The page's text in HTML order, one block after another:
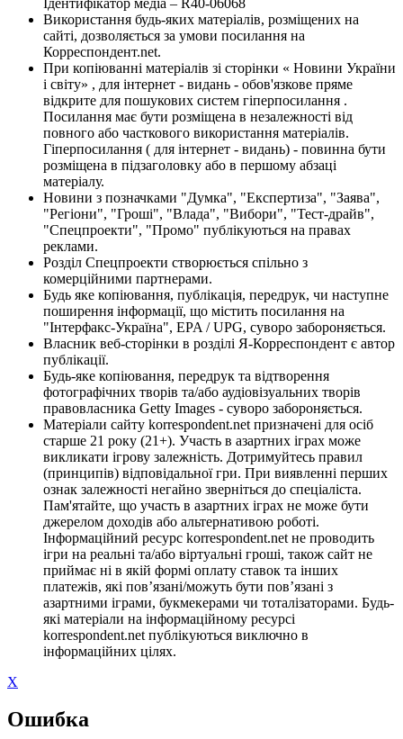
Використання будь-яких матеріалів, розміщених на
сайті, дозволяється за умови посилання на
Корреспондент.net.
При копіюванні матеріалів зі сторінки « Новини України
і світу» , для інтернет - видань - обов'язкове пряме
відкрите для пошукових систем гіперпосилання .
Посилання має бути розміщена в незалежності від
повного або часткового використання матеріалів.
Гіперпосилання ( для інтернет - видань) - повинна бути
розміщена в підзаголовку або в першому абзаці
матеріалу.
Новини з позначками "Думка", "Експертиза", "Заява",
"Регіони", "Гроші", "Влада", "Вибори", "Тест-драйв",
"Спецпроекти", "Промо" публікуються на правах
реклами.
Розділ Спецпроекти створюється спільно з
комерційними партнерами.
Будь яке копіювання, публікація, передрук, чи наступне
поширення інформації, що містить посилання на
"Інтерфакс-Україна", EPA / UPG, суворо забороняється.
Власник веб-сторінки в розділі Я-Корреспондент є автор
публікації.
Будь-яке копіювання, передрук та відтворення
фотографічних творів та/або аудіовізуальних творів
правовласника Getty Images - суворо забороняється.
Матеріали сайту korrespondent.net призначені для осіб
старше 21 року (21+). Участь в азартних іграх може
викликати ігрову залежність. Дотримуйтесь правил
(принципів) відповідальної гри. При виявленні перших
ознак залежності негайно зверніться до спеціаліста.
Пам'ятайте, що участь в азартних іграх не може бути
джерелом доходів або альтернативою роботі.
Інформаційний ресурс korrespondent.net не проводить
ігри на реальні та/або віртуальні гроші, також сайт не
приймає ні в якій формі оплату ставок та інших
платежів, які пов’язані/можуть бути пов’язані з
азартними іграми, букмекерами чи тоталізаторами. Будь-
які матеріали на інформаційному ресурсі
korrespondent.net публікуються виключно в
інформаційних цілях.
X
Ошибка